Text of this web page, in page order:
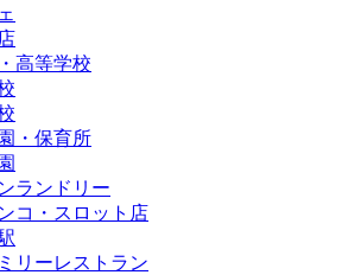
高等学校
・保育所
ランドリー
コ・スロット店
リーレストラン